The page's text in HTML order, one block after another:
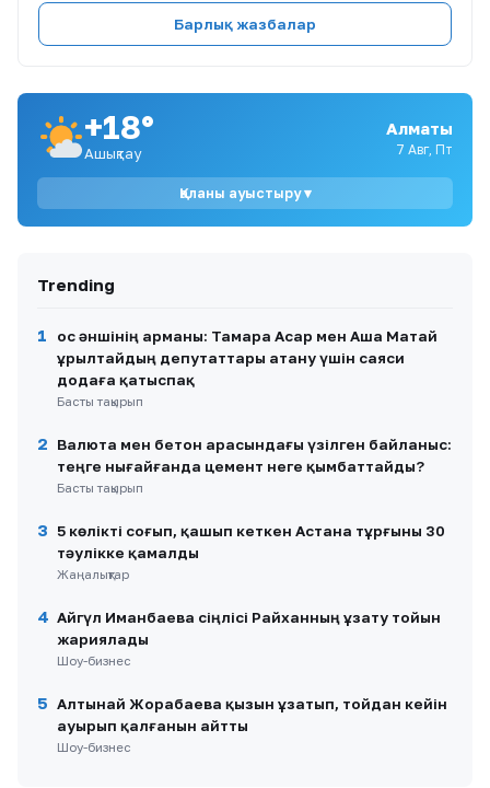
жоспары туралы айтты
9
Далаға дәрет сындырғандар: Республикалық
тасжолдардағы антисанитария жаға ұстатты
10
Балалар жүретін көшеде алабай бос жүр:
Ақмола облысында иті үйректерді таланған
Барлық жазбалар
+18°
Ашықтау
Алматы
7 Авг, Пт
Қаланы ауыстыру ▾
Trending
1
Қос әншінің арманы: Тамара Асар мен Аша Матай
Құрылтайдың депутаттары атану үшін саяси
додаға қатыспақ
Басты тақырып
2
Валюта мен бетон арасындағы үзілген байланыс:
теңге нығайғанда цемент неге қымбаттайды?
Басты тақырып
3
5 көлікті соғып, қашып кеткен Астана тұрғыны 30
тәулікке қамалды
Жаңалықтар
4 Айгүл Иманбаева сіңлісі Райханның ұзату тойын
жариялады
Шоу-бизнес
5 Алтынай Жорабаева қызын ұзатып, тойдан кейін
ауырып қалғанын айтты
Шоу-бизнес